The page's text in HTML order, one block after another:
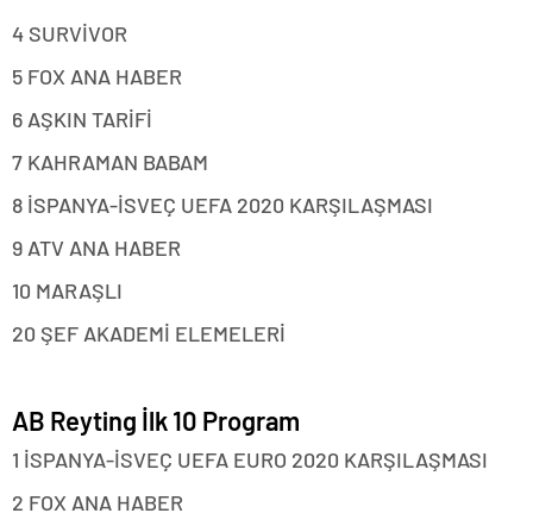
4 SURVİVOR
5 FOX ANA HABER
6 AŞKIN TARİFİ
7 KAHRAMAN BABAM
8 İSPANYA-İSVEÇ UEFA 2020 KARŞILAŞMASI
9 ATV ANA HABER
10 MARAŞLI
20 ŞEF AKADEMİ ELEMELERİ
AB Reyting İlk 10 Program
1 İSPANYA-İSVEÇ UEFA EURO 2020 KARŞILAŞMASI
2 FOX ANA HABER